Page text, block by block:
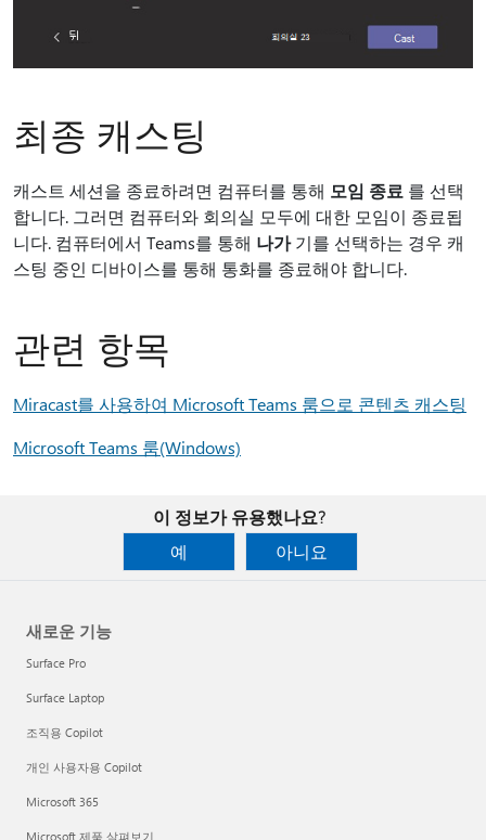
최종 캐스팅
캐스트 세션을 종료하려면 컴퓨터를 통해 모임 종료 를 선택
합니다. 그러면 컴퓨터와 회의실 모두에 대한 모임이 종료됩
니다. 컴퓨터에서 Teams를 통해 나가기를 선택하는 경우 캐
스팅 중인 디바이스를 통해 통화를 종료해야 합니다.
관련 항목
Miracast를 사용하여 Microsoft Teams 룸으로 콘텐츠 캐스팅
Microsoft Teams 룸(Windows)
이 정보가 유용했나요?
예
아니요
새로운 기능
Surface Pro
Surface Laptop
조직용 Copilot
개인 사용자용 Copilot
Microsoft 365
Microsoft 제품 살펴보기